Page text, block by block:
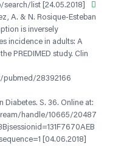
list [24.05.2018]
A. & N. Rosique-Esteban
is inversely
incidence in adults: A
PREDIMED study. Clin
pubmed/28392166
Diabetes. S. 36. Online at:
handle/10665/20487
[04.06.2018]